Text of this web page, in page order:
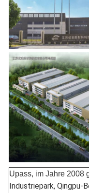
Upass, im Jahre 2008
Industriepark, Qingpu-